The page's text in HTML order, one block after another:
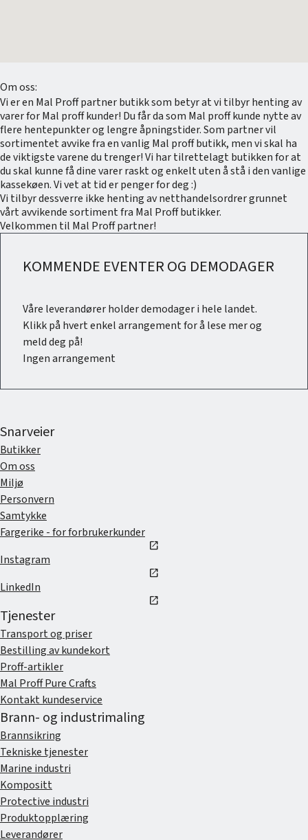
Om oss:
Vi er en Mal Proff partner butikk som betyr at vi tilbyr henting av
varer for Mal proff kunder! Du får da som Mal proff kunde nytte av
flere hentepunkter og lengre åpningstider. Som partner vil
sortimentet avvike fra en vanlig Mal proff butikk, men vi skal ha
de viktigste varene du trenger! Vi har tilrettelagt butikken for at
du skal kunne få dine varer raskt og enkelt uten å stå i den vanlige
kassekøen. Vi vet at tid er penger for deg :)
Vi tilbyr dessverre ikke henting av netthandelsordrer grunnet
vårt avvikende sortiment fra Mal Proff butikker.
Velkommen til Mal Proff partner!
KOMMENDE EVENTER OG DEMODAGER
Våre leverandører holder demodager i hele landet.
Klikk på hvert enkel arrangement for å lese mer og
meld deg på!
Ingen arrangement
Snarveier
Butikker
Om oss
Miljø
Personvern
Samtykke
Fargerike - for forbrukerkunder
open_in_new
Instagram
open_in_new
LinkedIn
open_in_new
Tjenester
Transport og priser
Bestilling av kundekort
Proff-artikler
Mal Proff Pure Crafts
Kontakt kundeservice
Brann- og industrimaling
Brannsikring
Tekniske tjenester
Marine industri
Kompositt
Protective industri
Produktopplæring
Leverandører